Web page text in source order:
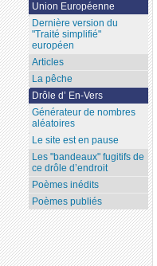
Union Européenne
Dernière version du
"Traité simplifié"
européen
Articles
La pêche
Drôle d’ En-Vers
Générateur de nombres
aléatoires
Le site est en pause
Les "bandeaux" fugitifs de
ce drôle d’endroit
Poèmes inédits
Poèmes publiés